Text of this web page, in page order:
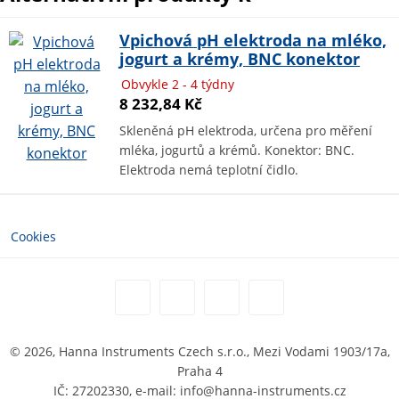
Vpichová pH elektroda na mléko,
jogurt a krémy, BNC konektor
Obvykle 2 - 4 týdny
8 232,84 Kč
Skleněná pH elektroda, určena pro měření
mléka, jogurtů a krémů. Konektor: BNC.
Elektroda nemá teplotní čidlo.
Cookies
© 2026, Hanna Instruments Czech s.r.o., Mezi Vodami 1903/17a,
Praha 4
IČ: 27202330, e-mail: info@hanna-instruments.cz